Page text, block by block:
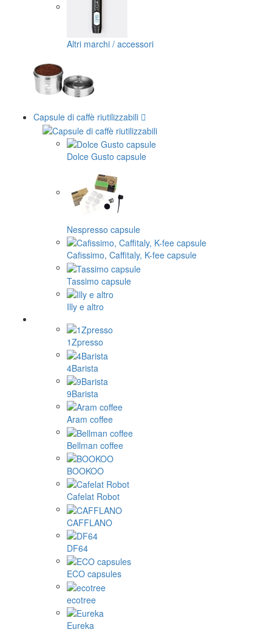
Altri marchi / accessori
Capsule di caffè riutilizzabili
Dolce Gusto capsule
Nespresso capsule
Cafissimo, Caffitaly, K-fee capsule
Tassimo capsule
Illy e altro
1Zpresso
4Barista
9Barista
Aram coffee
Bellman coffee
BOOKOO
Cafelat Robot
CAFFLANO
DF64
ECO capsules
ecotree
Eureka